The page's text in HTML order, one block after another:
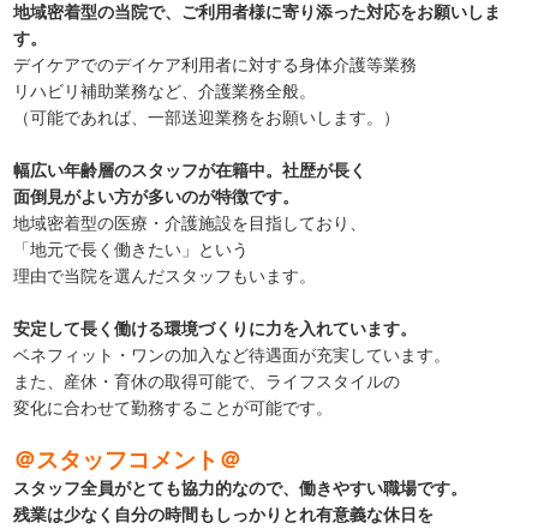
地域密着型の当院で、ご利用者様に寄り添った対応をお願いしま
す。
デイケアでのデイケア利用者に対する身体介護等業務
リハビリ補助業務など、介護業務全般。
（可能であれば、一部送迎業務をお願いします。）
幅広い年齢層のスタッフが在籍中。社歴が長く
面倒見がよい方が多いのが特徴です。
地域密着型の医療・介護施設を目指しており、
「地元で長く働きたい」という
理由で当院を選んだスタッフもいます。
安定して長く働ける環境づくりに力を入れています。
ベネフィット・ワンの加入など待遇面が充実しています。
また、産休・育休の取得可能で、ライフスタイルの
変化に合わせて勤務することが可能です。
＠スタッフコメント＠
スタッフ全員がとても協力的なので、働きやすい職場です。
残業は少なく自分の時間もしっかりとれ有意義な休日を